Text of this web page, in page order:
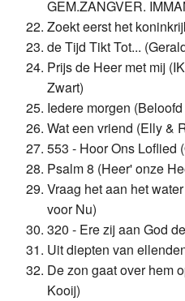
GEM.ZANGVER.
Zoekt eerst het
de Tijd Tikt Tot...
Prijs de Heer met mij
Zwart)
Iedere morgen
Wat een vriend (Elly &
553 - Hoor Ons Loflied
Psalm 8 (Heer' onze
Vraag het aan het
voor Nu)
320 - Ere zij aan God
Uit diepten van
De zon gaat over hem
Kooij)